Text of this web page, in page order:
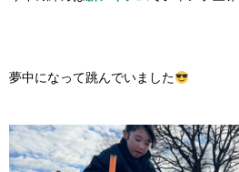
夢中になって跳んでいました